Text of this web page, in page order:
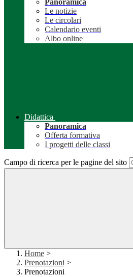
Panoramica
Le notizie
Le circolari
Calendario eventi
Albo online
Didattica
Panoramica
Offerta formativa
I progetti delle classi
Campo di ricerca per le pagine del sito
Home >
Prenotazioni >
Prenotazioni